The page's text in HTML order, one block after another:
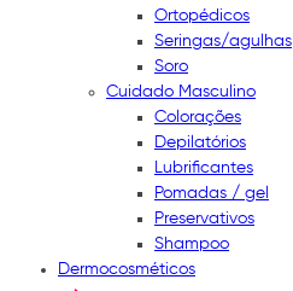
Ortopédicos
Seringas/agulhas
Soro
Cuidado Masculino
Colorações
Depilatórios
Lubrificantes
Pomadas / gel
Preservativos
Shampoo
Dermocosméticos